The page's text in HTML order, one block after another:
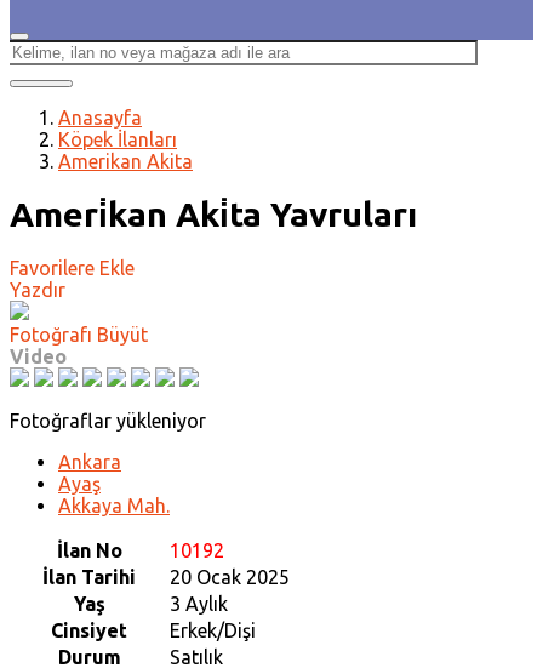
Anasayfa
Köpek İlanları
Amerikan Akita
Ameri̇kan Aki̇ta Yavruları
Favorilere Ekle
Yazdır
Fotoğrafı Büyüt
Video
Fotoğraflar yükleniyor
Ankara
Ayaş
Akkaya Mah.
İlan No
10192
İlan Tarihi
20 Ocak 2025
Yaş
3 Aylık
Cinsiyet
Erkek/Dişi
Durum
Satılık